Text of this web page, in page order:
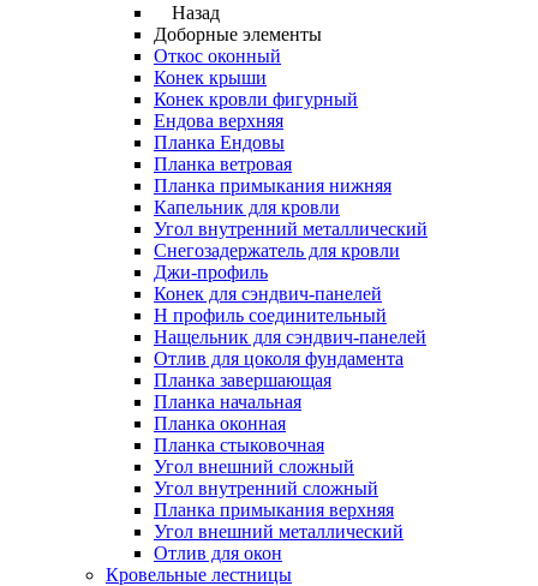
Назад
Доборные элементы
Откос оконный
Конек крыши
Конек кровли фигурный
Ендова верхняя
Планка Ендовы
Планка ветровая
Планка примыкания нижняя
Капельник для кровли
Угол внутренний металлический
Снегозадержатель для кровли
Джи-профиль
Конек для сэндвич-панелей
Н профиль соединительный
Нащельник для сэндвич-панелей
Отлив для цоколя фундамента
Планка завершающая
Планка начальная
Планка оконная
Планка стыковочная
Угол внешний сложный
Угол внутренний сложный
Планка примыкания верхняя
Угол внешний металлический
Отлив для окон
Кровельные лестницы